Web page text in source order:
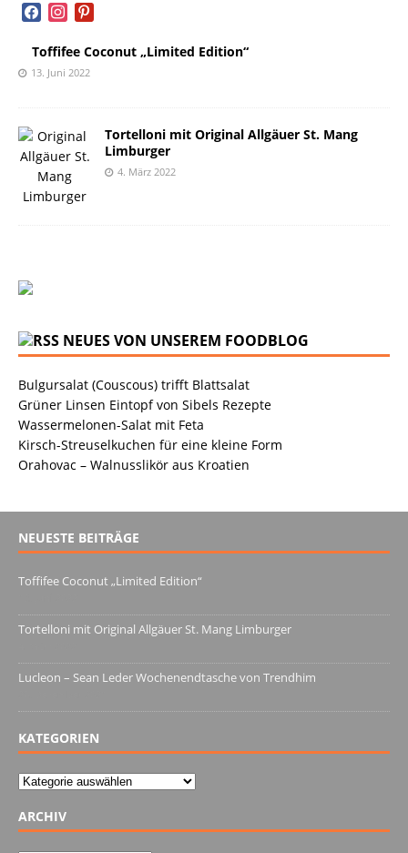
facebookinstagram
pinterest
Toffifee Coconut „Limited Edition“
13. Juni 2022
Tortelloni mit Original Allgäuer St. Mang
Limburger
4. März 2022
NEUES VON UNSEREM FOODBLOG
Bulgursalat (Couscous) trifft Blattsalat
Grüner Linsen Eintopf von Sibels Rezepte
Wassermelonen-Salat mit Feta
Kirsch-Streuselkuchen für eine kleine Form
Orahovac – Walnusslikör aus Kroatien
NEUESTE BEITRÄGE
Toffifee Coconut „Limited Edition“
Tortelloni mit Original Allgäuer St. Mang Limburger
Lucleon – Sean Leder Wochenendtasche von Trendhim
KATEGORIEN
Kategorien
ARCHIV